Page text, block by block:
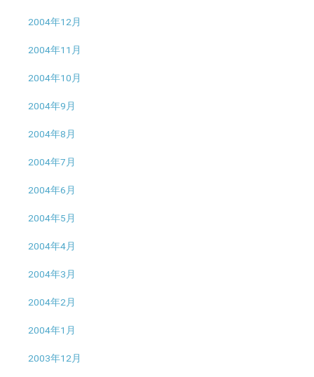
2004年12月
2004年11月
2004年10月
2004年9月
2004年8月
2004年7月
2004年6月
2004年5月
2004年4月
2004年3月
2004年2月
2004年1月
2003年12月